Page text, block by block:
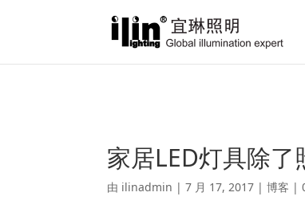
: A non-numeric value encountered in /var/
家居LED灯具除了
由 ilinadmin |7 月 17, 2017 |博客 |